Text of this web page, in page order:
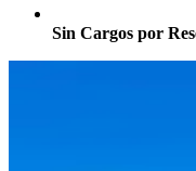
Sin Cargos por